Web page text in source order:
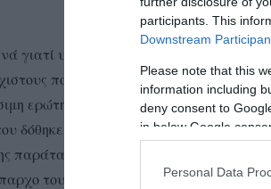
participants. This
Downstream
Please note that this
information including
deny consent to
in below Google
Personal Data
γιατί υπήρξαν δύο εποικοδομητικές
που διάβασε το κείμενο των 300
ερώτηση που έγινε από τον
δόθηκε ο λόγος, άλλαξε την πορεία της
παράταξης Καπάκη που προσήλθαν με
του 2015-16… Δημήτρη Λοτσάρη!!!